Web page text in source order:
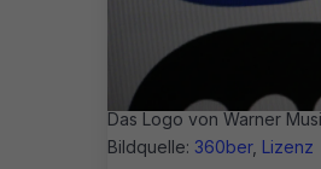
Das Logo von Warner
Bildquelle: 360ber, Lizenz